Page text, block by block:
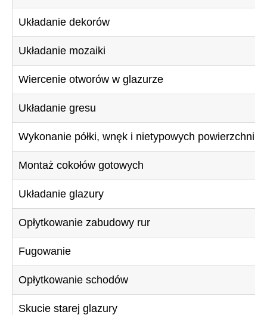
Układanie dekorów
Układanie mozaiki
Wiercenie otworów w glazurze
Układanie gresu
Wykonanie półki, wnęk i nietypowych powierzchni z
Montaż cokołów gotowych
Układanie glazury
Opłytkowanie zabudowy rur
Fugowanie
Opłytkowanie schodów
Skucie starej glazury